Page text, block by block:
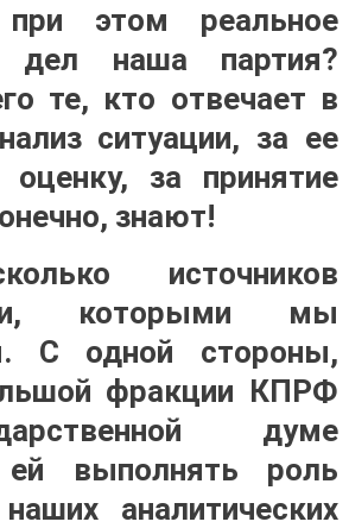
этом реальное
дел наша партия?
те, кто отвечает в
ситуации, за ее
оценку, за принятие
знают!
источников
которыми мы
С одной стороны,
фракции КПРФ
думе
ей выполнять роль
аналитических